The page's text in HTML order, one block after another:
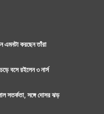
এমনটা করছেন তাঁরা
বসে রইলেন ৩ নার্স
সতর্কতা, সঙ্গে দোসর ঝড়